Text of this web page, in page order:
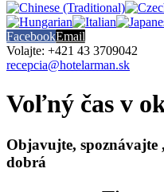
FacebookEmail
Volajte: +421 43 3709042
recepcia@hotelarman.sk
Voľný čas v
Objavujte, spoznávajte
dobrá